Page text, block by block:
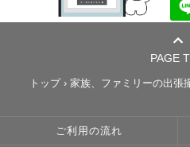
PAGE
トップ › 家族、ファミリーの出張
ご利用の流れ